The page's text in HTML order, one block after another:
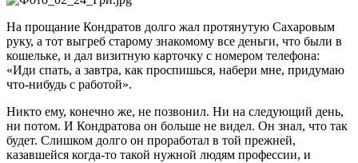
На прощание Кондратов долго жал протянутую Сахаровым
руку, а тот выгреб старому знакомому все деньги, что были в
кошельке, и дал визитную карточку с номером телефона:
«Иди спать, а завтра, как проспишься, набери мне, придумаю
что-нибудь с работой».
Никто ему, конечно же, не позвонил. Ни на следующий день,
ни потом. И Кондратова он больше не видел. Он знал, что так
будет. Слишком долго он проработал в той прежней,
казавшейся когда-то такой нужной людям профессии, и